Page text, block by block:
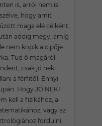
is, arról nem is
hogy amit
maga elé célként,
addig megy, amíg
nem kopik a cipője
Tud ő magáról
csak jó neki
a férfitől. Ennyi
Hogy JÓ NEKI.
kell a fizikához, a
vagy az
fordulni